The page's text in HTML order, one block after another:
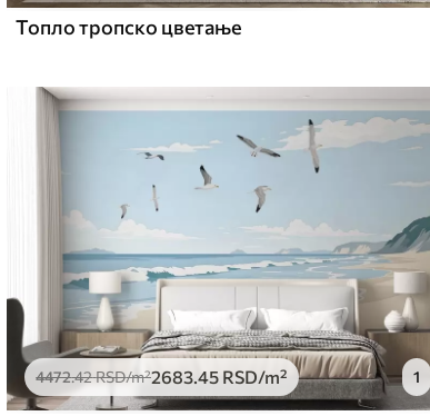
Топло тропско цветање
4472.42RSD/m²2683.45 RSD/m² 1